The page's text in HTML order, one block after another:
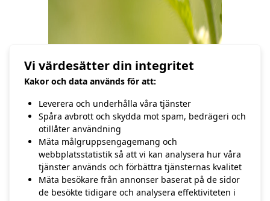
Påfågelögats larv på tistel (Canon 1D
mark IV, Sigma 180mm macro + Canon
/Hasse Andersson
FÖREGÅENDE NÄSTA
Vi värdesätter din integritet
Kakor och data används för att:
Leverera och underhålla våra tjänster
Spåra avbrott och skydda mot spam, bedrägeri och
otillåter användning
Mäta målgruppsengagemang och
webbplatsstatistik så att vi kan analysera hur våra
tjänster används och förbättra tjänsternas kvalitet
Mäta besökare från annonser baserat på de sidor
de besökte tidigare och analysera effektiviteten i